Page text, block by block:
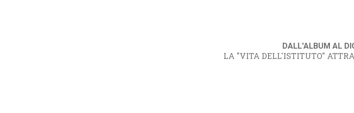
DALL'ALBUM AL
LA "VITA DELL'ISTITUTO"